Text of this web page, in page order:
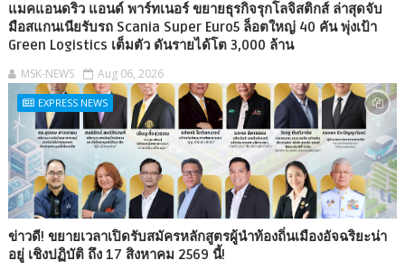
แมคแอนดริว แอนด์ พาร์ทเนอร์ ขยายธุรกิจรุกโลจิสติกส์ ล่าสุดจับ
มือสแกนเนียรับรถ Scania Super Euro5 ล็อตใหญ่ 40 คัน พุ่งเป้า
Green Logistics เต็มตัว ดันรายได้โต 3,000 ล้าน
MSK-NEWS Aug 06, 2026
EXPRESS NEWS
ข่าวดี! ขยายเวลาเปิดรับสมัครหลักสูตรผู้นำท้องถิ่นเมืองอัจฉริยะน่า
อยู่ เชิงปฏิบัติ ถึง 17 สิงหาคม 2569 นี้!